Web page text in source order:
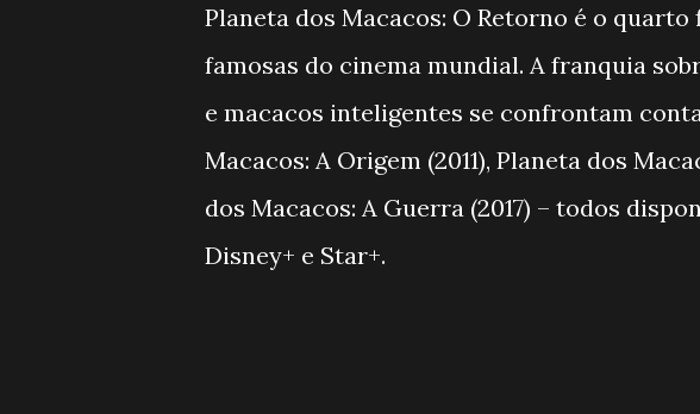
Planeta dos Macacos: O Retorno é o quarto
famosas do cinema mundial. A franquia
e macacos inteligentes se confrontam
Macacos: A Origem (2011), Planeta dos
dos Macacos: A Guerra (2017) – todos
Disney+ e Star+.